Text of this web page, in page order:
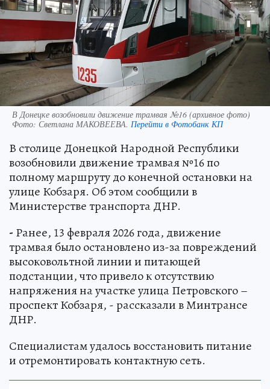
В Донецке возобновили движение трамвая №16 (архивное фото)
Фото: Светлана МАКОВЕЕВА. Перейти в Фотобанк КП
В столице Донецкой Народной Республики
возобновили движение трамвая №16 по
полному маршруту до конечной остановки на
улице Кобзаря. Об этом сообщили в
Министерстве транспорта ДНР.
- Ранее, 13 февраля 2026 года, движение
трамвая было остановлено из-за повреждений
высоковольтной линии и питающей
подстанции, что привело к отсутствию
напряжения на участке улица Петровского –
проспект Кобзаря, - рассказали в Минтрансе
ДНР.
Специалистам удалось восстановить питание
и отремонтировать контактную сеть.